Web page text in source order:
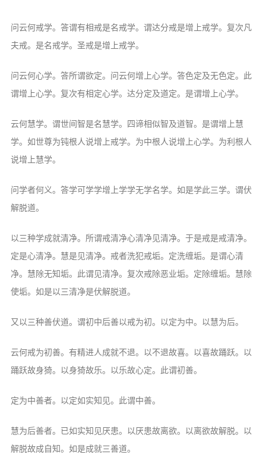
问云何戒学。答谓有相戒是名戒学。谓达分戒是增上戒学。复次凡
夫戒。是名戒学。圣戒是增上戒学。
问云何心学。答所谓欲定。问云何增上心学。答色定及无色定。此
谓增上心学。复次有相定心学。达分定及道定。是谓增上心学。
云何慧学。谓世间智是名慧学。四谛相似智及道智。是谓增上慧
学。如世尊为钝根人说增上戒学。为中根人说增上心学。为利根人
说增上慧学。
问学者何义。答学可学学增上学学无学名学。如是学此三学。谓伏
解脱道。
以三种学成就清净。所谓戒清净心清净见清净。于是戒是戒清净。
定是心清净。慧是见清净。戒者洗犯戒垢。定洗缠垢。是谓心清
净。慧除无知垢。此谓见清净。复次戒除恶业垢。定除缠垢。慧除
使垢。如是以三清净是伏解脱道。
又以三种善伏道。谓初中后善以戒为初。以定为中。以慧为后。
云何戒为初善。有精进人成就不退。以不退故喜。以喜故踊跃。以
踊跃故身猗。以身猗故乐。以乐故心定。此谓初善。
定为中善者。以定如实知见。此谓中善。
慧为后善者。已如实知见厌患。以厌患故离欲。以离欲故解脱。以
解脱故成自知。如是成就三善道。